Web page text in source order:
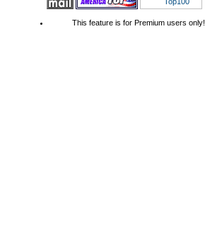
This feature is for Premium users only!